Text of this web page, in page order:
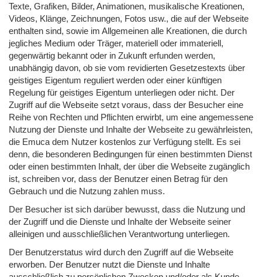
Texte, Grafiken, Bilder, Animationen, musikalische Kreationen,
Videos, Klänge, Zeichnungen, Fotos usw., die auf der Webseite
enthalten sind, sowie im Allgemeinen alle Kreationen, die durch
jegliches Medium oder Träger, materiell oder immateriell,
gegenwärtig bekannt oder in Zukunft erfunden werden,
unabhängig davon, ob sie vom revidierten Gesetzestexts über
geistiges Eigentum reguliert werden oder einer künftigen
Regelung für geistiges Eigentum unterliegen oder nicht. Der
Zugriff auf die Webseite setzt voraus, dass der Besucher eine
Reihe von Rechten und Pflichten erwirbt, um eine angemessene
Nutzung der Dienste und Inhalte der Webseite zu gewährleisten,
die Emuca dem Nutzer kostenlos zur Verfügung stellt. Es sei
denn, die besonderen Bedingungen für einen bestimmten Dienst
oder einen bestimmten Inhalt, der über die Webseite zugänglich
ist, schreiben vor, dass der Benutzer einen Betrag für den
Gebrauch und die Nutzung zahlen muss.
Der Besucher ist sich darüber bewusst, dass die Nutzung und
der Zugriff und die Dienste und Inhalte der Webseite seiner
alleinigen und ausschließlichen Verantwortung unterliegen.
Der Benutzerstatus wird durch den Zugriff auf die Webseite
erworben. Der Benutzer nutzt die Dienste und Inhalte